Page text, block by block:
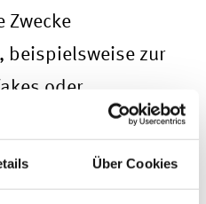
Über Cookies
Zwecke
beispielsweise zur
oder
Mails.
auch eine